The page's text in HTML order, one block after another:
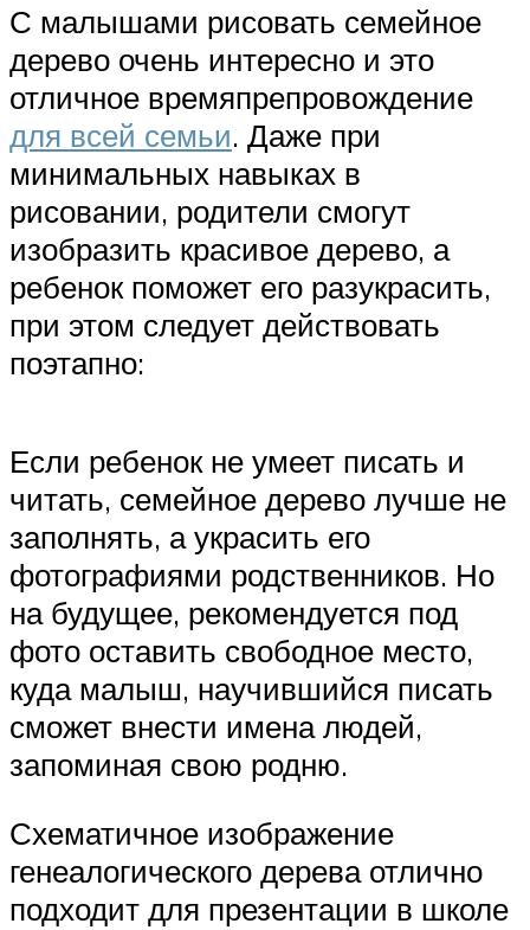
С малышами рисовать семейное
дерево очень интересно и это
отличное времяпрепровождение
для всей семьи. Даже при
минимальных навыках в
рисовании, родители смогут
изобразить красивое дерево, а
ребенок поможет его разукрасить,
при этом следует действовать
поэтапно:
Если ребенок не умеет писать и
читать, семейное дерево лучше не
заполнять, а украсить его
фотографиями родственников. Но
на будущее, рекомендуется под
фото оставить свободное место,
куда малыш, научившийся писать
сможет внести имена людей,
запоминая свою родню.
Схематичное изображение
генеалогического дерева отлично
подходит для презентации в школе